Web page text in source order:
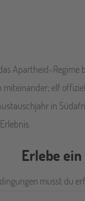
Apartheid-
elf
in
Erlebe
musst du